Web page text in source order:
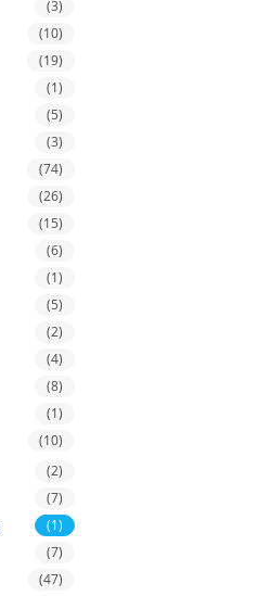
(3)
(10)
(19)
(1)
(5)
(3)
(74)
(26)
(15)
(6)
(1)
(5)
(2)
(4)
(8)
(1)
(10)
(2)
(7)
(1)
(7)
(47)